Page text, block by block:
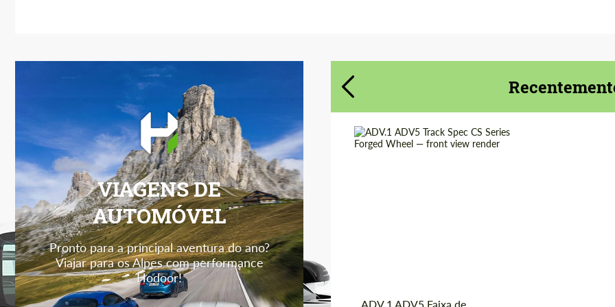
VIAGENS DE
AUTOMÓVEL
Pronto para a principal aventura do ano?
Viajar para os Alpes com performance
Hodoor!
ADV.1 ADV5 Faixa de
Falamos a sua língua
Falamos a sua língua